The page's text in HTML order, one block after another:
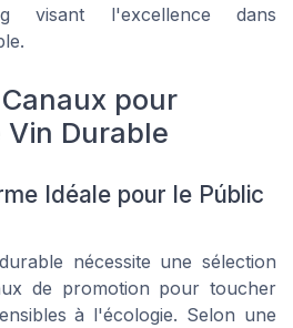
visant l'excellence dans
pour
Durable
Idéale pour le Públic
nécessite une sélection
de promotion pour toucher
à l'écologie. Selon une